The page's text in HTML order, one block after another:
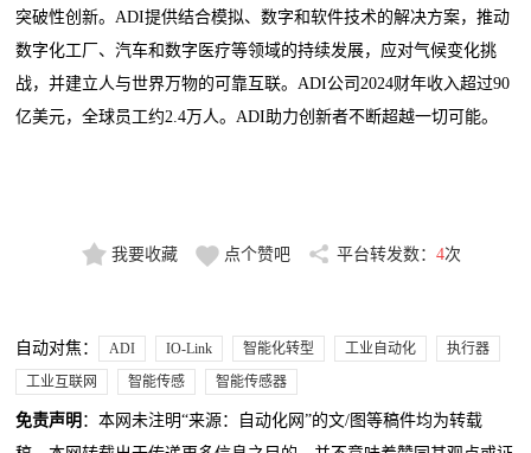
突破性创新。ADI提供结合模拟、数字和软件技术的解决方案，推动
数字化工厂、汽车和数字医疗等领域的持续发展，应对气候变化挑
战，并建立人与世界万物的可靠互联。ADI公司2024财年收入超过90
亿美元，全球员工约2.4万人。ADI助力创新者不断超越一切可能。
我要收藏 点个赞吧 平台转发数： 4次
自动对焦： ADI IO-Link 智能化转型 工业自动化
执行器
工业互联网
智能传感 智能传感器
免责声明 ：本网未注明“来源：自动化网”的文/图等稿件均为转载